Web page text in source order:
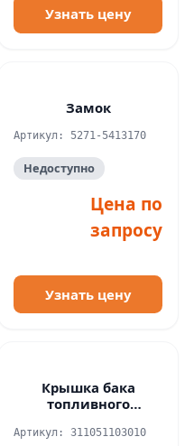
Узнать цену
Замок
Артикул: 5271-5413170
Недоступно
Цена по
запросу
Узнать цену
Крышка бака
топливного
3302 ЗМЗ, УМЗ
Артикул: 311051103010